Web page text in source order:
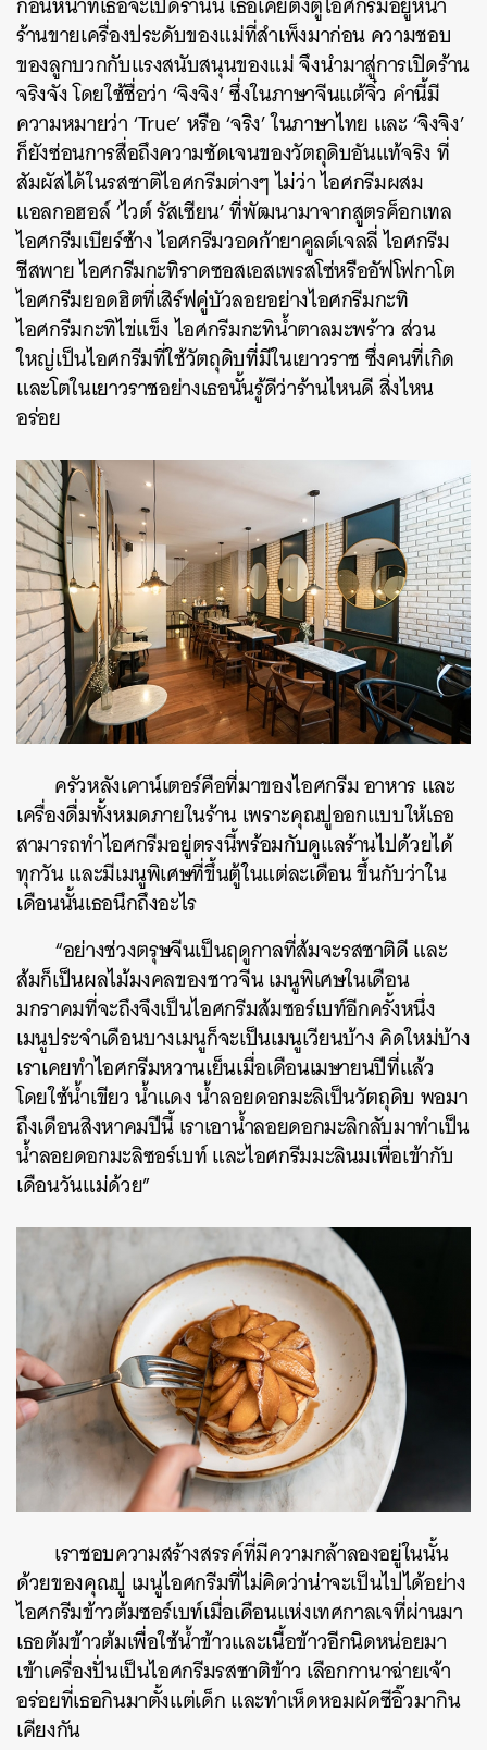
ร้านขายเครื่องประดับของแม่ที่สำเพ็งมาก่อน ความชอบ
ของลูกบวกกับแรงสนับสนุนของแม่ จึงนำมาสู่การเปิดร้าน
จริงจัง โดยใช้ชื่อว่า ‘จิงจิง’ ซึ่งในภาษาจีนแต้จิ๋ว คำนี้มี
ความหมายว่า ‘True’ หรือ ‘จริง’ ในภาษาไทย และ ‘จิงจิง’
ก็ยังซ่อนการสื่อถึงความชัดเจนของวัตถุดิบอันแท้จริง ที่
สัมผัสได้ในรสชาติไอศกรีมต่างๆ ไม่ว่า ไอศกรีมผสม
แอลกอฮอล์ ‘ไวต์ รัสเซียน’ ที่พัฒนามาจากสูตรค็อกเทล
ไอศกรีมเบียร์ช้าง ไอศกรีมวอดก้ายาคูลต์เจลลี่ ไอศกรีม
ชีสพาย ไอศกรีมกะทิราดซอสเอสเพรสโซ่หรืออัฟโฟกาโต
ไอศกรีมยอดฮิตที่เสิร์ฟคู่บัวลอยอย่างไอศกรีมกะทิ
ไอศกรีมกะทิไข่แข็ง ไอศกรีมกะทิน้ำตาลมะพร้าว ส่วน
ใหญ่เป็นไอศกรีมที่ใช้วัตถุดิบที่มีในเยาวราช ซึ่งคนที่เกิด
และโตในเยาวราชอย่างเธอนั้นรู้ดีว่าร้านไหนดี สิ่งไหน
อร่อย
ครัวหลังเคาน์เตอร์คือที่มาของไอศกรีม อาหาร และ
เครื่องดื่มทั้งหมดภายในร้าน เพราะคุณปูออกแบบให้เธอ
สามารถทำไอศกรีมอยู่ตรงนี้พร้อมกับดูแลร้านไปด้วยได้
ทุกวัน และมีเมนูพิเศษที่ขึ้นตู้ในแต่ละเดือน ขึ้นกับว่าใน
เดือนนั้นเธอนึกถึงอะไร
“อย่างช่วงตรุษจีนเป็นฤดูกาลที่ส้มจะรสชาติดี และ
ส้มก็เป็นผลไม้มงคลของชาวจีน เมนูพิเศษในเดือน
มกราคมที่จะถึงจึงเป็นไอศกรีมส้มซอร์เบท์อีกครั้งหนึ่ง
เมนูประจำเดือนบางเมนูก็จะเป็นเมนูเวียนบ้าง คิดใหม่บ้าง
เราเคยทำไอศกรีมหวานเย็นเมื่อเดือนเมษายนปีที่แล้ว
โดยใช้น้ำเขียว น้ำแดง น้ำลอยดอกมะลิเป็นวัตถุดิบ พอมา
ถึงเดือนสิงหาคมปีนี้ เราเอาน้ำลอยดอกมะลิกลับมาทำเป็น
น้ำลอยดอกมะลิซอร์เบท์ และไอศกรีมมะลินมเพื่อเข้ากับ
เดือนวันแม่ด้วย”
เราชอบความสร้างสรรค์ที่มีความกล้าลองอยู่ในนั้น
ด้วยของคุณปู เมนูไอศกรีมที่ไม่คิดว่าน่าจะเป็นไปได้อย่าง
ไอศกรีมข้าวต้มซอร์เบท์เมื่อเดือนแห่งเทศกาลเจที่ผ่านมา
เธอต้มข้าวต้มเพื่อใช้น้ำข้าวและเนื้อข้าวอีกนิดหน่อยมา
เข้าเครื่องปั่นเป็นไอศกรีมรสชาติข้าว เลือกกานาฉ่ายเจ้า
อร่อยที่เธอกินมาตั้งแต่เด็ก และทำเห็ดหอมผัดซีอิ๊วมากิน
เคียงกัน